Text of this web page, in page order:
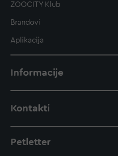
ZOOCITY Klub
Brandovi
Aplikacija
Informacije
Kontakti
Petletter